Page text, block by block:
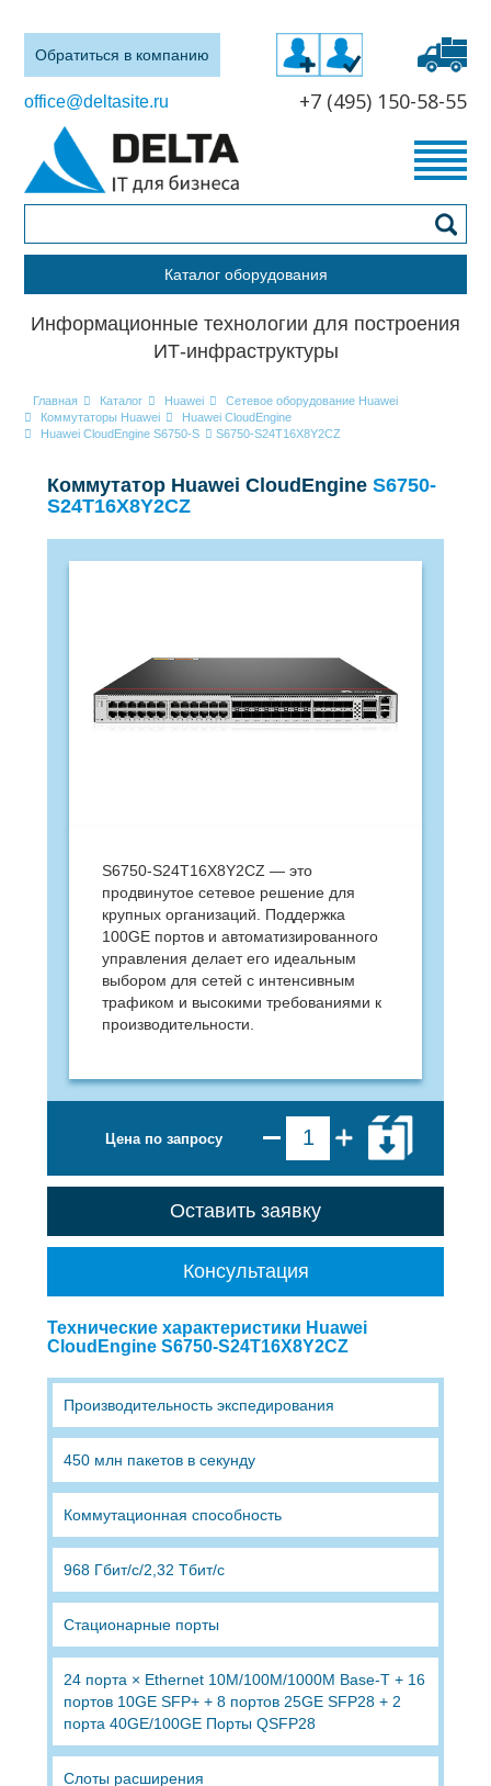
Обратиться в компанию
office@deltasite.ru +7 (495) 150-58-55
Каталог оборудования
Информационные технологии для построения
ИТ-инфраструктуры
Главная Каталог Huawei
Сетевое оборудование Huawei
Коммутаторы Huawei
Huawei CloudEngine
Huawei CloudEngine S6750-S
S6750-S24T16X8Y2CZ
Коммутатор Huawei CloudEngine S6750-
S24T16X8Y2CZ
S6750-S24T16X8Y2CZ — это
продвинутое сетевое решение для
крупных организаций. Поддержка
100GE портов и автоматизированного
управления делает его идеальным
выбором для сетей с интенсивным
трафиком и высокими требованиями к
производительности.
Цена по запросу
Оставить заявку
Консультация
Технические характеристики Huawei
CloudEngine S6750-S24T16X8Y2CZ
Производительность экспедирования
450 млн пакетов в секунду
Коммутационная способность
968 Гбит/с/2,32 Тбит/с
Стационарные порты
24 порта × Ethernet 10M/100M/1000M Base-T + 16
портов 10GE SFP+ + 8 портов 25GE SFP28 + 2
порта 40GE/100GE Порты QSFP28
Слоты расширения